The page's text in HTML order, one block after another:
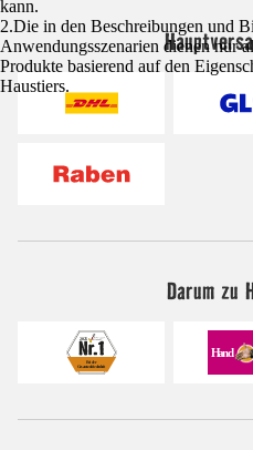
kann.
2.Die in den Beschreibungen und
Anwendungsszenarien dienen nur
Produkte basierend auf den
Haustiers.
Darum zu